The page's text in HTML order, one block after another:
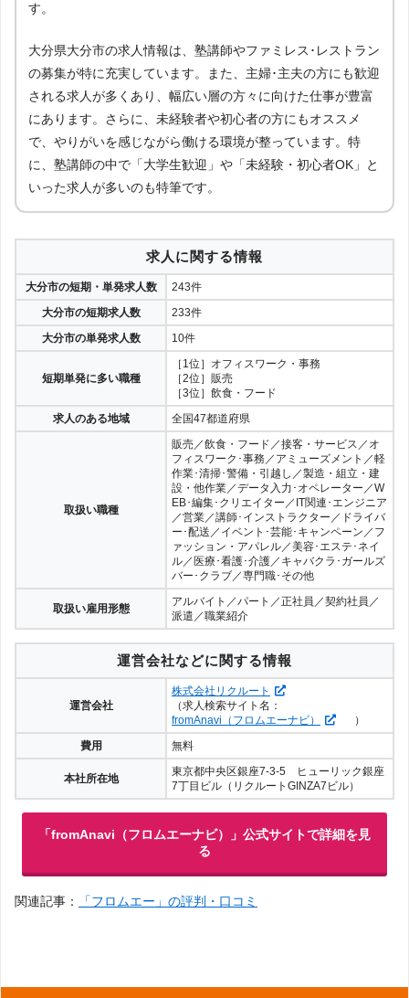
す。
大分県大分市の求人情報は、塾講師やファミレス･レストラン
の募集が特に充実しています。また、主婦･主夫の方にも歓迎
される求人が多くあり、幅広い層の方々に向けた仕事が豊富
にあります。さらに、未経験者や初心者の方にもオススメ
で、やりがいを感じながら働ける環境が整っています。特
に、塾講師の中で「大学生歓迎」や「未経験・初心者OK」と
いった求人が多いのも特筆です。
求人に関する情報
大分市の短期・単発求人数
243件
大分市の短期求人数
233件
大分市の単発求人数
10件
短期単発に多い職種
［1位］オフィスワーク・事務
［2位］販売
［3位］飲食・フード
求人のある地域
全国47都道府県
取扱い職種
販売／飲食・フード／接客・サービス／オ
フィスワーク･事務／アミューズメント／軽
作業･清掃･警備・引越し／製造・組立・建
設・他作業／データ入力･オペレーター／W
EB･編集･クリエイター／IT関連･エンジニア
／営業／講師･インストラクター／ドライバ
ー･配送／イベント･芸能･キャンペーン／フ
ァッション・アパレル／美容･エステ･ネイ
ル／医療･看護･介護／キャバクラ･ガールズ
バー･クラブ／専門職･その他
取扱い雇用形態
アルバイト／パート／正社員／契約社員／
派遣／職業紹介
運営会社などに関する情報
運営会社
株式会社リクルート
（求人検索サイト名：
fromAnavi（フロムエーナビ）
）
費用
無料
本社所在地
東京都中央区銀座7-3-5 ヒューリック銀座
7丁目ビル（リクルートGINZA7ビル）
「fromAnavi（フロムエーナビ）」公式サイトで詳細を見
る
関連記事： 「フロムエー」の評判・口コミ